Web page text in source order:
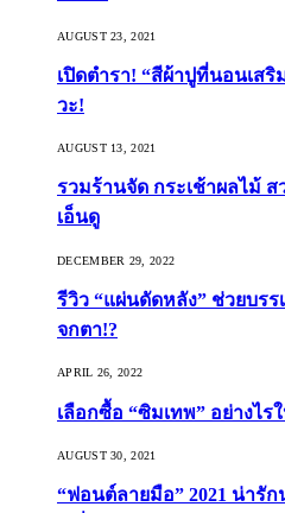
AUGUST 23, 2021
เปิดตำรา! “สีผ้าปูที่นอนเสริ
วะ!
AUGUST 13, 2021
รวมร้านจัด กระเช้าผลไม้ ส
เอ็นดู
DECEMBER 29, 2022
รีวิว “แผ่นดัดหลัง” ช่วยบร
จกตา!?
APRIL 26, 2022
เลือกซื้อ “ซิมเทพ” อย่างไร
AUGUST 30, 2021
“ฟอนต์ลายมือ” 2021 น่ารั